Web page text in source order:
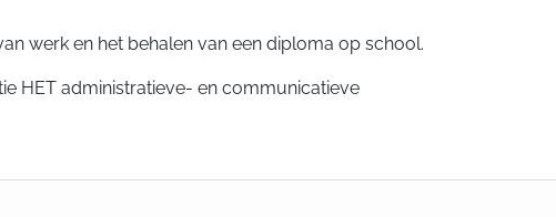
werk en het behalen van een diploma op school.
HET administratieve- en communicatieve